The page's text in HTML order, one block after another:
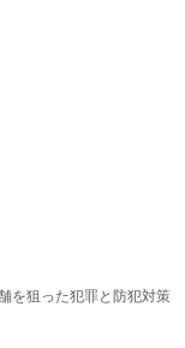
を狙った犯罪と防犯対策